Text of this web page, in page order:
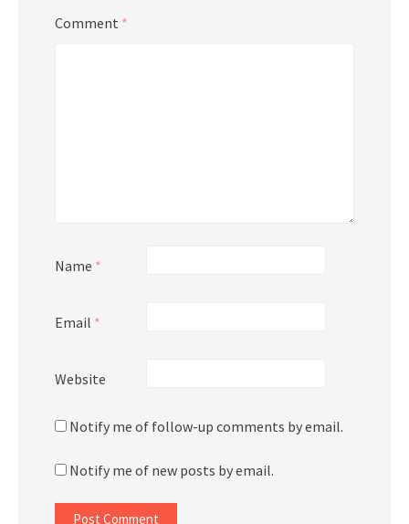
Comment *
Name *
Email *
Website
Notify me of follow-up comments by email.
Notify me of new posts by email.